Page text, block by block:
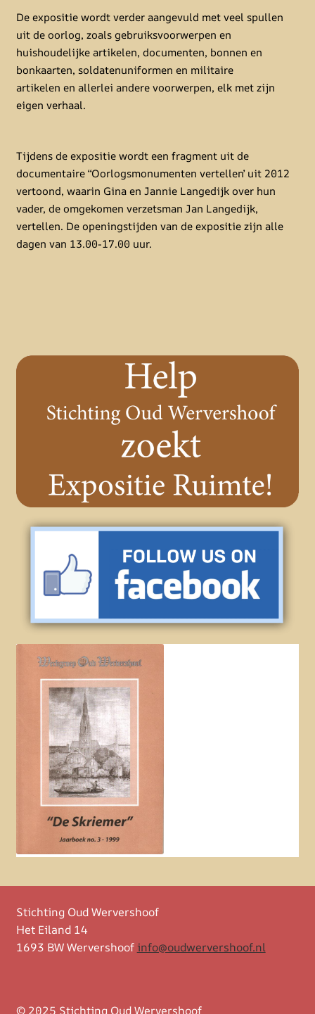
De expositie wordt verder aangevuld met veel spullen
uit de oorlog, zoals gebruiksvoorwerpen en
huishoudelijke artikelen, documenten, bonnen en
bonkaarten, soldatenuniformen en militaire
artikelen en allerlei andere voorwerpen, elk met zijn
eigen verhaal.
Tijdens de expositie wordt een fragment uit de
documentaire ‘‘Oorlogsmonumenten vertellen’ uit 2012
vertoond, waarin Gina en Jannie Langedijk over hun
vader, de omgekomen verzetsman Jan Langedijk,
vertellen. De openingstijden van de expositie zijn alle
dagen van 13.00-17.00 uur.
Stichting Oud Wervershoof
Het Eiland 14
1693 BW Wervershoofinfo@oudwervershoof.nl
© 2025 Stichting Oud Wervershoof